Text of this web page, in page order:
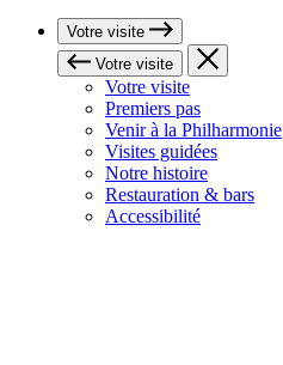
Votre visite
Votre visite
Votre visite
Premiers pas
Venir à la Philharmonie
Visites guidées
Notre histoire
Restauration & bars
Accessibilité